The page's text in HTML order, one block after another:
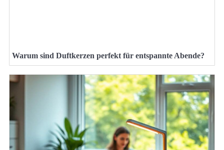
Warum sind Duftkerzen perfekt für entspannte Abende?